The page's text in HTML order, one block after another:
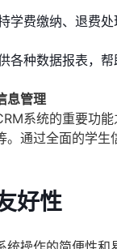
学费缴纳、退费处
各种数据报表，
息管理
系统的重要功
。通过全面的学生
好性